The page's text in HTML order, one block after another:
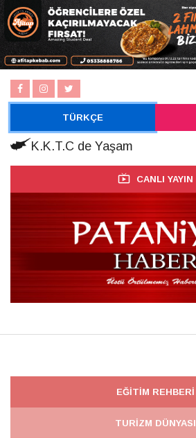
TÜRKÇE
K.K.T.C de Yaşam
CANLI YAYIN
EĞİTİM REHBERİ
TURİZM DÜNYASI